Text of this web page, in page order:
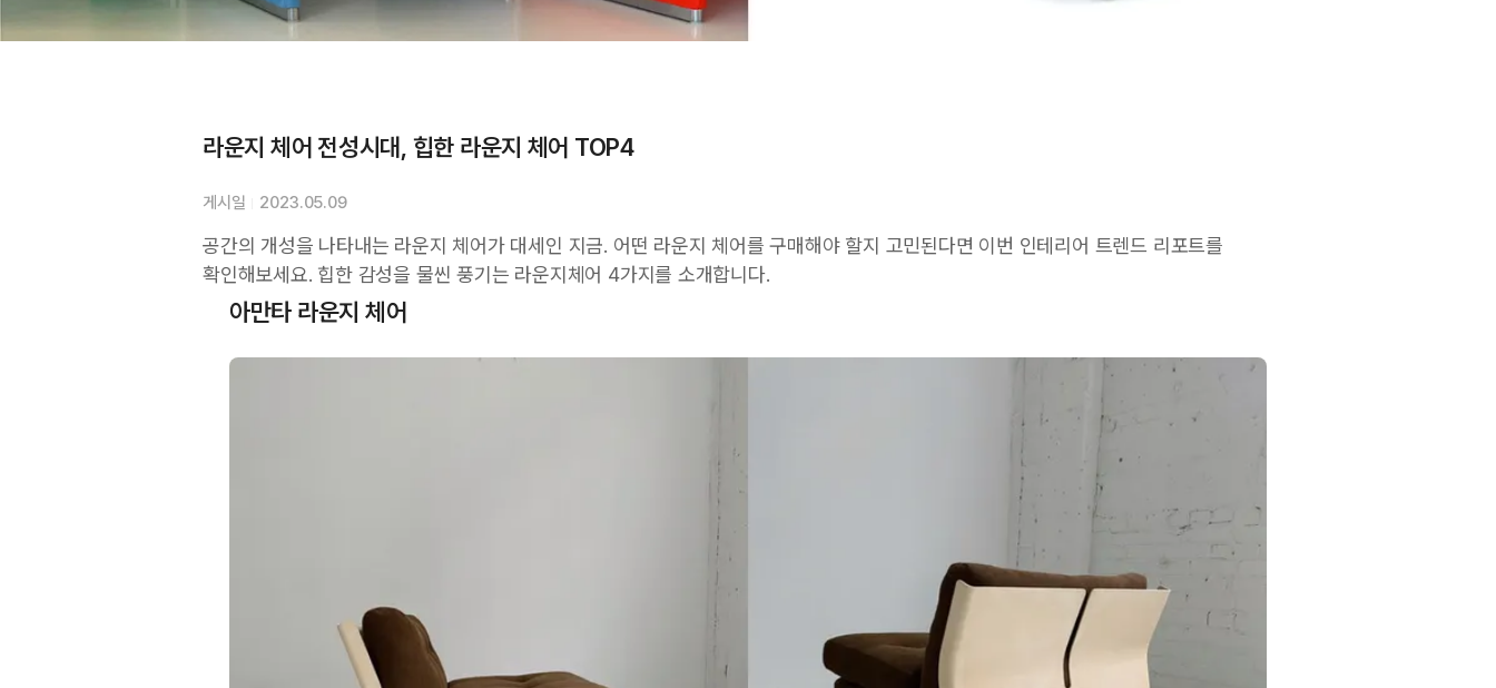
라운지 체어 전성시대, 힙한 라운지 체어 TOP4
게시일 2023.05.09
공간의 개성을 나타내는 라운지 체어가 대세인 지금. 어떤 라운지 체어를 구매해야 할지 고민된다면 이번 인테리어 트렌드 리포트를
확인해보세요. 힙한 감성을 물씬 풍기는 라운지체어 4가지를 소개합니다.
아만타 라운지 체어